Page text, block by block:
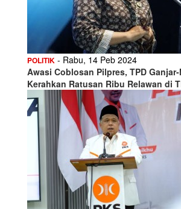
POLITIK - Rabu, 14 Peb 2024
Awasi Coblosan Pilpres, TPD
Kerahkan Ratusan Ribu Relawan di